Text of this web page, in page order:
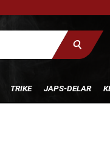
TRIKE JAPS-DELAR